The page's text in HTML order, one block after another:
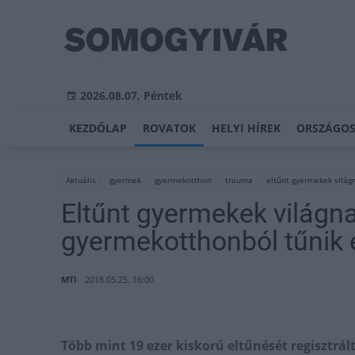
2026.08.07, Péntek
KEZDŐLAP ROVATOK HELYI HÍREK
Aktuális gyermek gyermekotthon trauma eltűnt gyermekek
Eltűnt gyermekek
gyermekotthonból tűnik
MTI 2018.05.25. 16:00
Több mint 19 ezer kiskorú eltűnését